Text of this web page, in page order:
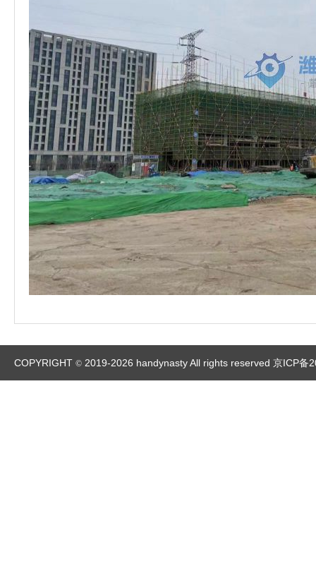
COPYRIGHT © 2019-2026 handynasty All rights reserved 京ICP备